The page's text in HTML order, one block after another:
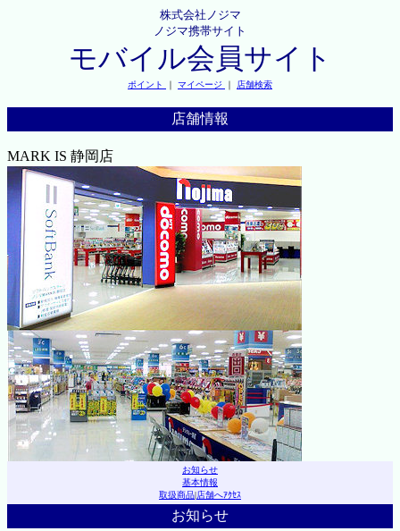
株式会社ノジマ
ノジマ携帯サイト
モバイル会員サイト
ポイント ｜ マイページ ｜ 店舗検索
店舗情報
MARK IS 静岡店
お知らせ
基本情報
取扱商品|店舗へｱｸｾｽ
お知らせ